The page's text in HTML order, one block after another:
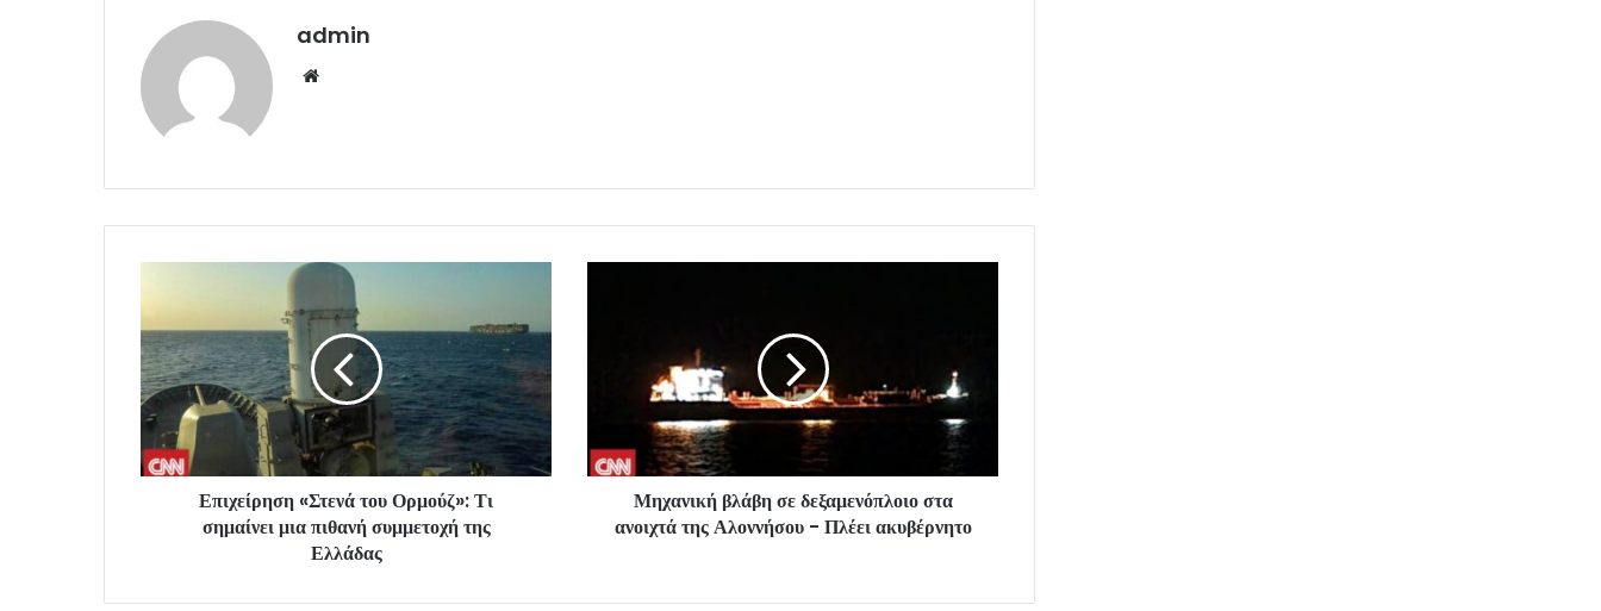
admin
Επιχείρηση «Στενά του Ορμούζ»: Τι
σημαίνει μια πιθανή συμμετοχή της
Ελλάδας
Μηχανική βλάβη σε δεξαμενόπλοιο στα
ανοιχτά της Αλοννήσου - Πλέει ακυβέρνητο